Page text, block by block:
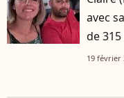
avec
de
19 février